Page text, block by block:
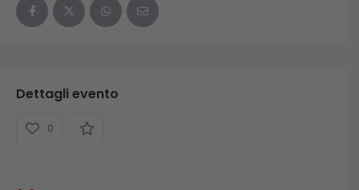
Dettagli evento
0